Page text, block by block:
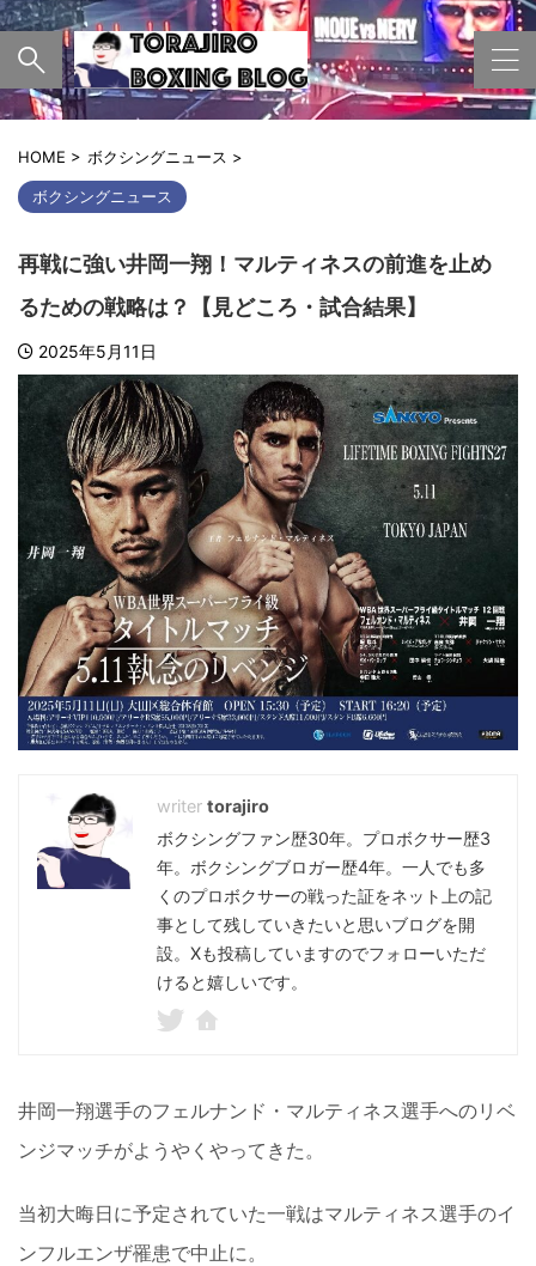
HOME > ボクシングニュース >
ボクシングニュース
再戦に強い井岡一翔！マルティネスの前進を止め
るための戦略は？【見どころ・試合結果】
2025年5月11日
torajiro
ボクシングファン歴30年。プロボクサー歴3
年。ボクシングブロガー歴4年。一人でも多
くのプロボクサーの戦った証をネット上の記
事として残していきたいと思いブログを開
設。Xも投稿していますのでフォローいただ
けると嬉しいです。
井岡一翔選手のフェルナンド・マルティネス選手へのリベ
ンジマッチがようやくやってきた。
当初大晦日に予定されていた一戦はマルティネス選手のイ
ンフルエンザ罹患で中止に。